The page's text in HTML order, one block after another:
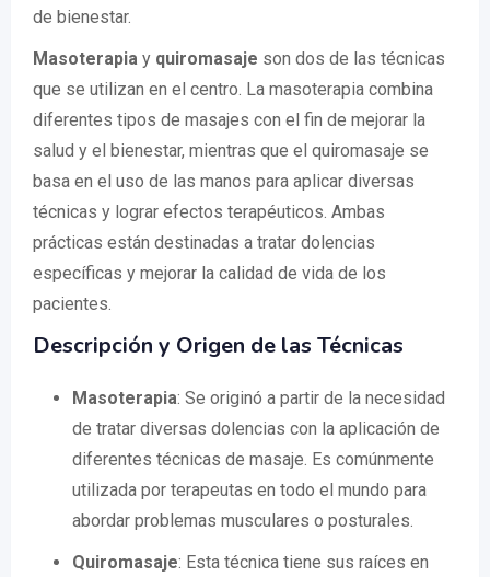
de bienestar.
Masoterapia y quiromasaje son dos de las técnicas
que se utilizan en el centro. La masoterapia combina
diferentes tipos de masajes con el fin de mejorar la
salud y el bienestar, mientras que el quiromasaje se
basa en el uso de las manos para aplicar diversas
técnicas y lograr efectos terapéuticos. Ambas
prácticas están destinadas a tratar dolencias
específicas y mejorar la calidad de vida de los
pacientes.
Descripción y Origen de las Técnicas
Masoterapia: Se originó a partir de la necesidad
de tratar diversas dolencias con la aplicación de
diferentes técnicas de masaje. Es comúnmente
utilizada por terapeutas en todo el mundo para
abordar problemas musculares o posturales.
Quiromasaje: Esta técnica tiene sus raíces en